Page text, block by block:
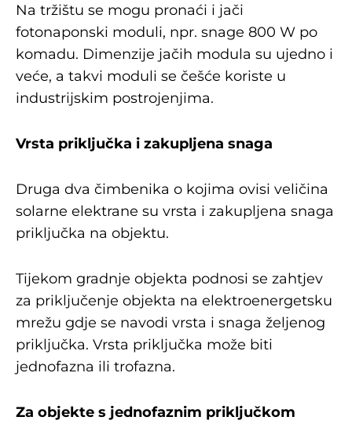
Na tržištu se mogu pronaći i jači
fotonaponski moduli, npr. snage 800 W po
komadu. Dimenzije jačih modula su ujedno i
veće, a takvi moduli se češće koriste u
industrijskim postrojenjima.
Vrsta priključka i zakupljena snaga
Druga dva čimbenika o kojima ovisi veličina
solarne elektrane su vrsta i zakupljena snaga
priključka na objektu.
Tijekom gradnje objekta podnosi se zahtjev
za priključenje objekta na elektroenergetsku
mrežu gdje se navodi vrsta i snaga željenog
priključka. Vrsta priključka može biti
jednofazna ili trofazna.
Za objekte s jednofaznim priključkom